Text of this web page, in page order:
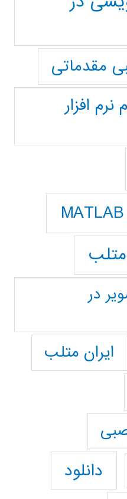
مقدماتی
افزار
متلب
در
ایران متلب
دانلود